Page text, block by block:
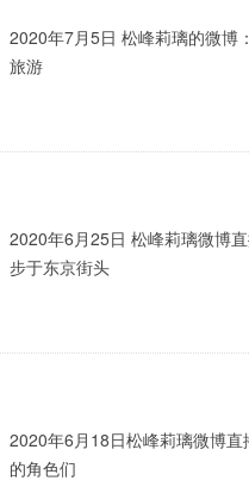
2020年7月5日 松峰莉璃的微博
旅游
2020年6月25日 松峰莉璃微博
步于东京街头
2020年6月18日松峰莉璃微博
的角色们